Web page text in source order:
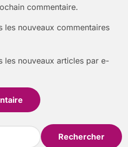
commentaire.
les nouveaux commentaires
les nouveaux articles par e-